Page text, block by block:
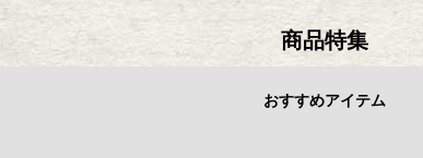
商品特集
おすすめアイテム